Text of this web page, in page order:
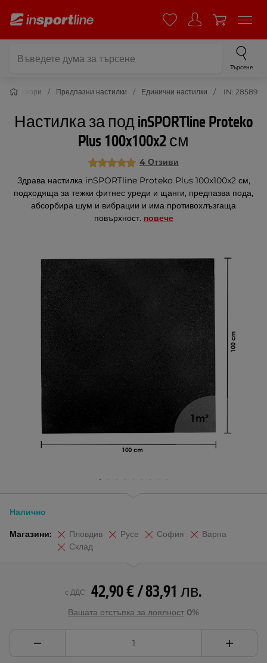
Търсене
Тренажори Предпазни настилки Единични настилки IN: 28589
Настилка за под inSPORTline Proteko
Plus 100x100x2 см
4 Отзиви
Здрава настилка inSPORTline Proteko Plus 100x100x2 см,
подходяща за тежки фитнес уреди и щанги, предпазва пода,
абсорбира шум и вибрации и има противохлъзгаща
повърхност. повече
Налично
Магазини: Пловдив Русе София
Варна
Склад
42,90 € / 83,91 лв.
с ДДС
Вашата отстъпка за лоялност 0%